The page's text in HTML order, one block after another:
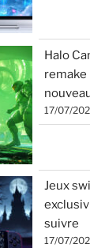
Halo
remake
17/07/
Jeux
suivre
17/07/